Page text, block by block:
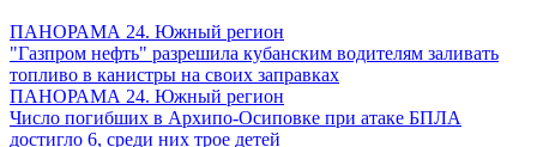
ПАНОРАМА 24. Южный регион
"Газпром нефть" разрешила кубанским водителям заливать
топливо в канистры на своих заправках
ПАНОРАМА 24. Южный регион
Число погибших в Архипо-Осиповке при атаке БПЛА
достигло 6, среди них трое детей